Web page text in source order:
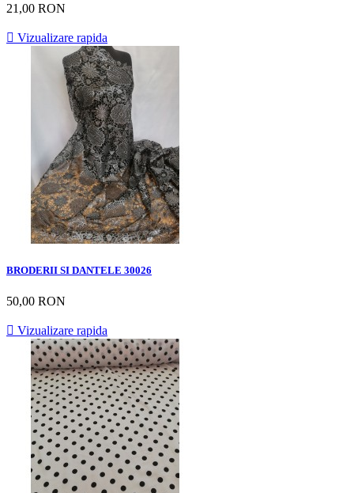
21,00 RON
 Vizualizare rapida
BRODERII SI DANTELE 30026
50,00 RON
 Vizualizare rapida